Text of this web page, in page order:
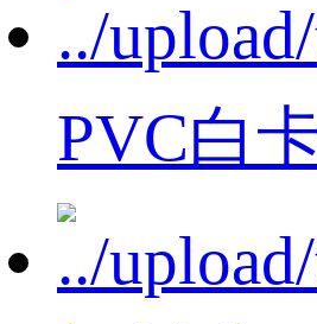
PVC白